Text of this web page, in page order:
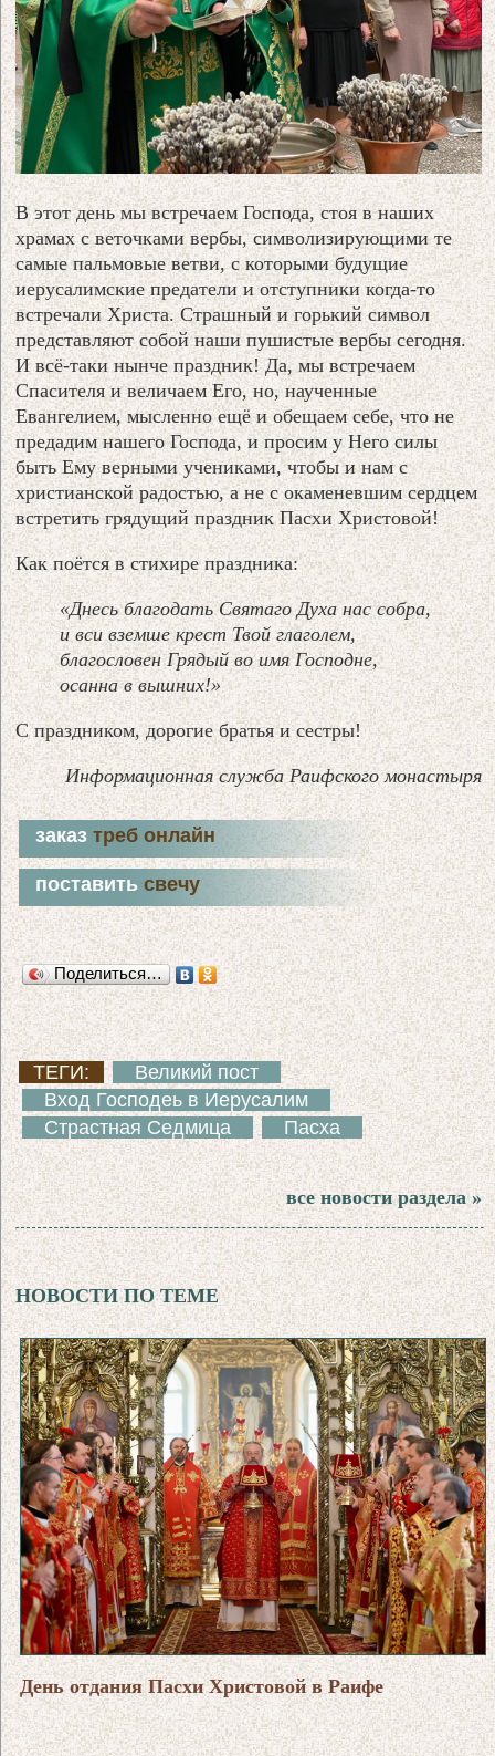
В этот день мы встречаем Господа, стоя в наших
храмах с веточками вербы, символизирующими те
самые пальмовые ветви, с которыми будущие
иерусалимские предатели и отступники когда-то
встречали Христа. Страшный и горький символ
представляют собой наши пушистые вербы сегодня.
И всё-таки нынче праздник! Да, мы встречаем
Спасителя и величаем Его, но, наученные
Евангелием, мысленно ещё и обещаем себе, что не
предадим нашего Господа, и просим у Него силы
быть Ему верными учениками, чтобы и нам с
христианской радостью, а не с окаменевшим сердцем
встретить грядущий праздник Пасхи Христовой!
Как поётся в стихире праздника:
«Днесь благодать Святаго Духа нас собра,
и вси вземше крест Твой глаголем,
благословен Грядый во имя Господне,
осанна в вышних!»
С праздником, дорогие братья и сестры!
Информационная служба Раифского монастыря
заказтреб онлайн
поставитьсвечу
Поделиться…
ТЕГИ:
Великий пост
Вход Господеь в Иерусалим
Страстная Седмица
Пасха
все новости раздела »
НОВОСТИ ПО ТЕМЕ
День отдания Пасхи Христовой в Раифе